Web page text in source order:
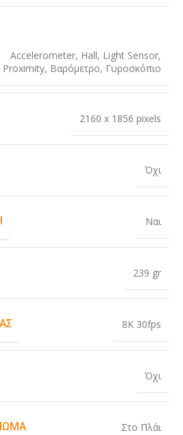
Accelerometer, Hall, Light Sensor,
Proximity, Βαρόμετρο, Γυροσκόπιο
2160 x 1856 pixels
Όχι
Ναι
239 gr
8K 30fps
Όχι
Στο Πλάι